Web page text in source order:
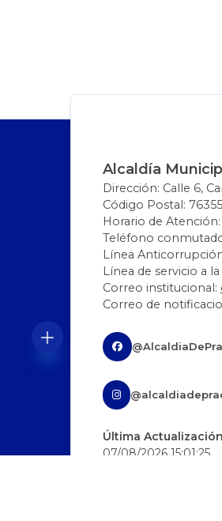
Alcaldía
Dirección: Calle 6,
Código Postal:
Horario de
Teléfono
Línea
Línea de servicio a
Correo institucional:
Correo de
Última
07/08/2026 15:01:25